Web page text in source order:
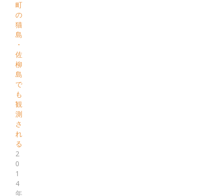
町
の
猫
島
・
佐
柳
島
で
も
観
測
さ
れ
る
2
0
1
4
年